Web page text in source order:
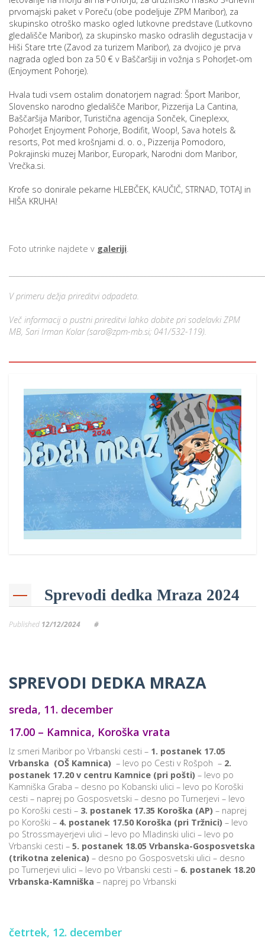
prvomajski paket v Poreču (obe podeljuje ZPM Maribor), za
skupinsko otroško masko ogled lutkovne predstave (Lutkovno
gledališče Maribor), za skupinsko masko odraslih degustacija v
Hiši Stare trte (Zavod za turizem Maribor), za dvojico je prva
nagrada ogled bon za 50 € v Baščaršiji in vožnja s PohorJet-om
(Enjoyment Pohorje).
Hvala tudi vsem ostalim donatorjem nagrad: Šport Maribor,
Slovensko narodno gledališče Maribor, Pizzerija La Cantina,
Baščaršija Maribor, Turistična agencija Sonček, Cineplexx,
PohorJet Enjoyment Pohorje, Bodifit, Woop!, Sava hotels &
resorts, Pot med krošnjami d. o. o., Pizzerija Pomodoro,
Pokrajinski muzej Maribor, Europark, Narodni dom Maribor,
Vrečka.si.
Krofe so donirale pekarne HLEBČEK, KAUČIČ, STRNAD, TOTAJ in
HIŠA KRUHA!
Foto utrinke najdete v galeriji
V primeru dežja prireditvi odpadeta.
Več informacij o pustni prireditvi lahko dobite pri sodelavki ZPM
MB, Sari Irman Kolar (sara@zpm-mb.si; 041/532-119).
Sprevodi dedka Mraza 2024
Published 12/12/2024 #
SPREVODI DEDKA MRAZA
sreda, 11. december
17.00 – Kamnica, Koroška vrata
Iz smeri Maribor po Vrbanski cesti – 1. postanek 17.05
Vrbanska (OŠ Kamnica) – levo po Cesti v Rošpoh – 2.
postanek 17.20 v centru Kamnice (pri pošti) – levo po
Kamniška Graba – desno po Kobanski ulici – levo po Koroški
cesti – naprej po Gosposvetski – desno po Turnerjevi – levo
po Koroški cesti – 3. postanek 17.35 Koroška (AP) – naprej
po Koroški – 4. postanek 17.50 Koroška (pri Tržnici) – levo
po Strossmayerjevi ulici – levo po Mladinski ulici – levo po
Vrbanski cesti – 5. postanek 18.05 Vrbanska-Gosposvetska
(trikotna zelenica) – desno po Gosposvetski ulici – desno
po Turnerjevi ulici – levo po Vrbanski cesti – 6. postanek 18.20
Vrbanska-Kamniška – naprej po Vrbanski
četrtek, 12. december